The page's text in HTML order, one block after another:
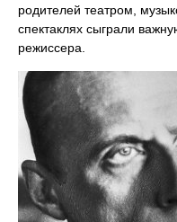
родителей театром,
спектаклях сыграли
режиссера.